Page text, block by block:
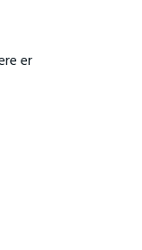
er